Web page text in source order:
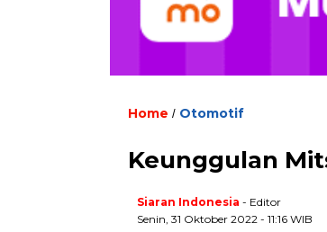
Home / Otomotif
Keunggulan
Siaran Indonesia - Editor
Senin, 31 Oktober 2022 - 11:16 WIB